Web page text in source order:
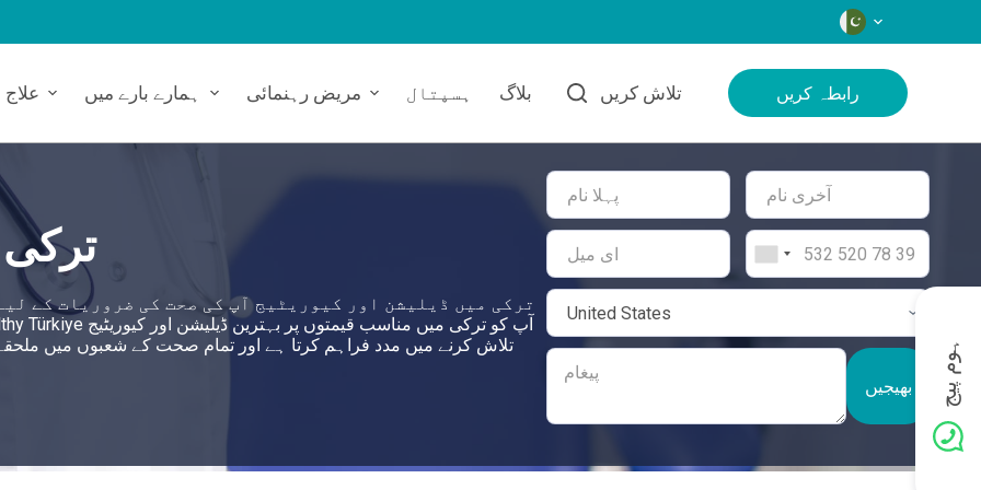
زبانیں
علاج ہمارے بارے میں مریض رہنمائی ہسپتال بلاگ تلاش کریں رابطہ کریں
ترکی
ترکی میں ڈیلیشن اور کیوریٹیج آپ کی صحت کی ضروریات کے
تلاش کرنے میں مدد فراہم کرتا ہے اور تمام صحت کے شعبوں میں ملحقہ اسپتالوں کے ذریعے 360
بھیجیں ہوم پیج